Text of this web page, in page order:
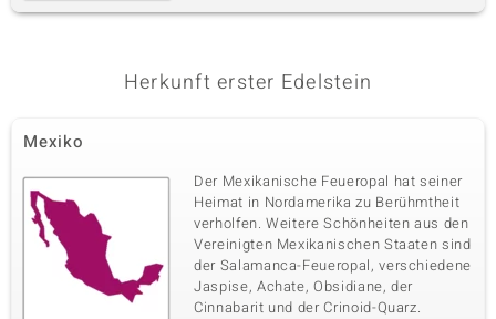
Herkunft erster Edelstein
Mexiko
Der Mexikanische Feueropal hat seiner
Heimat in Nordamerika zu Berühmtheit
verholfen. Weitere Schönheiten aus den
Vereinigten Mexikanischen Staaten sind
der Salamanca-Feueropal, verschiedene
Jaspise, Achate, Obsidiane, der
Cinnabarit und der Crinoid-Quarz.